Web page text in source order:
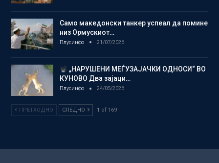
Само македонски танкер успеал да помине
низ Ормускиот…
Плусинфо 21/07/2026
„НАРУШЕНИ МЕЃУЗАЈАЧКИ ОДНОСИ“ ВО
КУНОВО Два зајаци…
Плусинфо 24/05/2026
ПРЕТХОДНО СЛЕДНО 1 of 169